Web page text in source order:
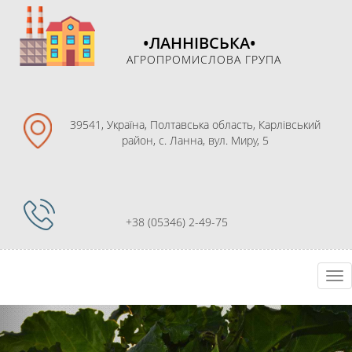
•ЛАННІВСЬКА•
АГРОПРОМИСЛОВА ГРУПА
39541, Україна, Полтавська область, Карлівський
район, с. Ланна, вул. Миру, 5
+38 (05346) 2-49-75
Previous